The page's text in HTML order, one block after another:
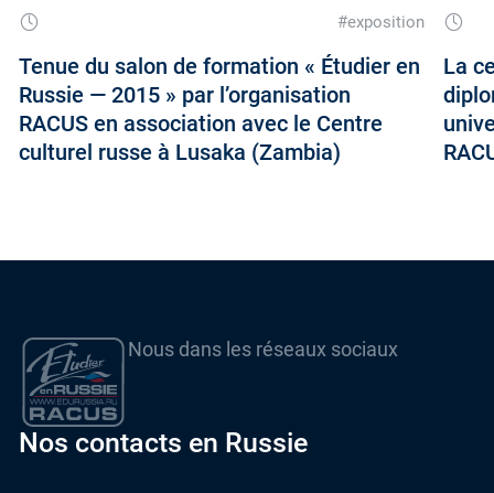
#exposition
Tenue du salon de formation « Étudier en
Russie — 2015 » par l’organisation
RACUS en association avec le Centre
culturel russe à Lusaka (Zambia)
La
Nous dans les réseaux sociaux
Nos contacts en Russie